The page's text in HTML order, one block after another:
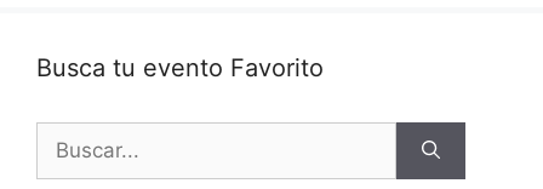
Busca tu evento Favorito
Buscar: